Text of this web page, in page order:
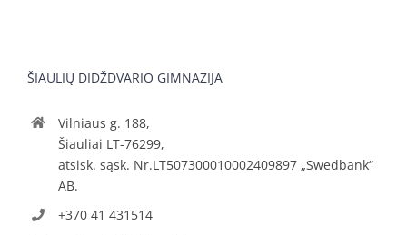
ŠIAULIŲ DIDŽDVARIO GIMNAZIJA
Vilniaus g. 188,
Šiauliai LT-76299,
atsisk. sąsk. Nr.LT507300010002409897 „Swedbank“
AB.
+370 41 431514